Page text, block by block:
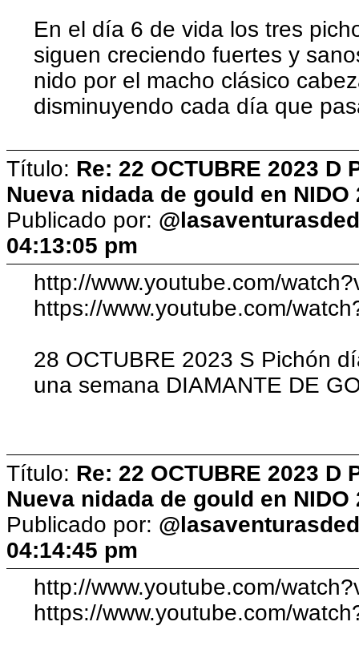
En el día 6 de vida los tres
siguen creciendo fuertes y
nido por el macho clásico
disminuyendo cada día que
Título: Re: 22 OCTUBRE 2023
Nueva nidada de gould en NIDO
Publicado por:
04:13:05 pm
http://www.youtube.com/
https://www.youtube.com/
28 OCTUBRE 2023 S Pichón
una semana DIAMANTE DE
Título: Re: 22 OCTUBRE 2023
Nueva nidada de gould en NIDO
Publicado por:
04:14:45 pm
http://www.youtube.com/
https://www.youtube.com/